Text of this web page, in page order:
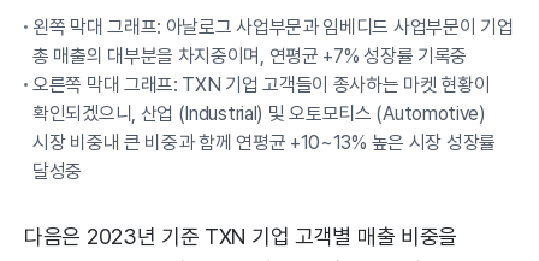
왼쪽 막대 그래프: 아날로그 사업부문과 임베디드 사업부문이 기업
총 매출의 대부분을 차지중이며, 연평균 +7% 성장률 기록중
오른쪽 막대 그래프: TXN 기업 고객들이 종사하는 마켓 현황이
확인되겠으니, 산업 (Industrial) 및 오토모티스 (Automotive)
시장 비중내 큰 비중과 함께 연평균 +10~13% 높은 시장 성장률
달성중
다음은 2023년 기준 TXN 기업 고객별 매출 비중을